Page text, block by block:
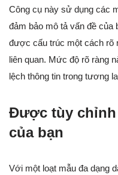
Công cụ này sử dụng các
đảm bảo mô tả vấn đề
được cấu trúc một cách rõ
liên quan. Mức độ rõ ràng
lệch thông tin trong tương
Được tùy chỉnh
của bạn
Với một loạt mẫu đa dạng